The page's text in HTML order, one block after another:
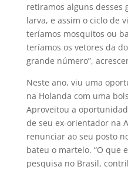
retiramos alguns desses
larva, e assim o ciclo de
teríamos mosquitos ou
teríamos os vetores da
grande número”,
Neste ano, viu uma
na Holanda com uma
Aproveitou a
de seu ex-orientador na
renunciar ao seu posto
bateu o martelo. “O que
pesquisa no Brasil,